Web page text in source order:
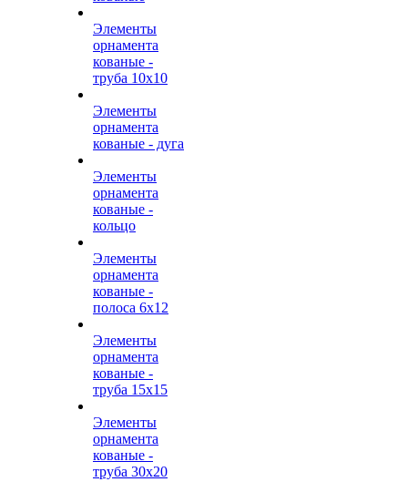
Элементы
орнамента
кованые -
труба 10х10
Элементы
орнамента
кованые - дуга
Элементы
орнамента
кованые -
кольцо
Элементы
орнамента
кованые -
полоса 6х12
Элементы
орнамента
кованые -
труба 15х15
Элементы
орнамента
кованые -
труба 30х20